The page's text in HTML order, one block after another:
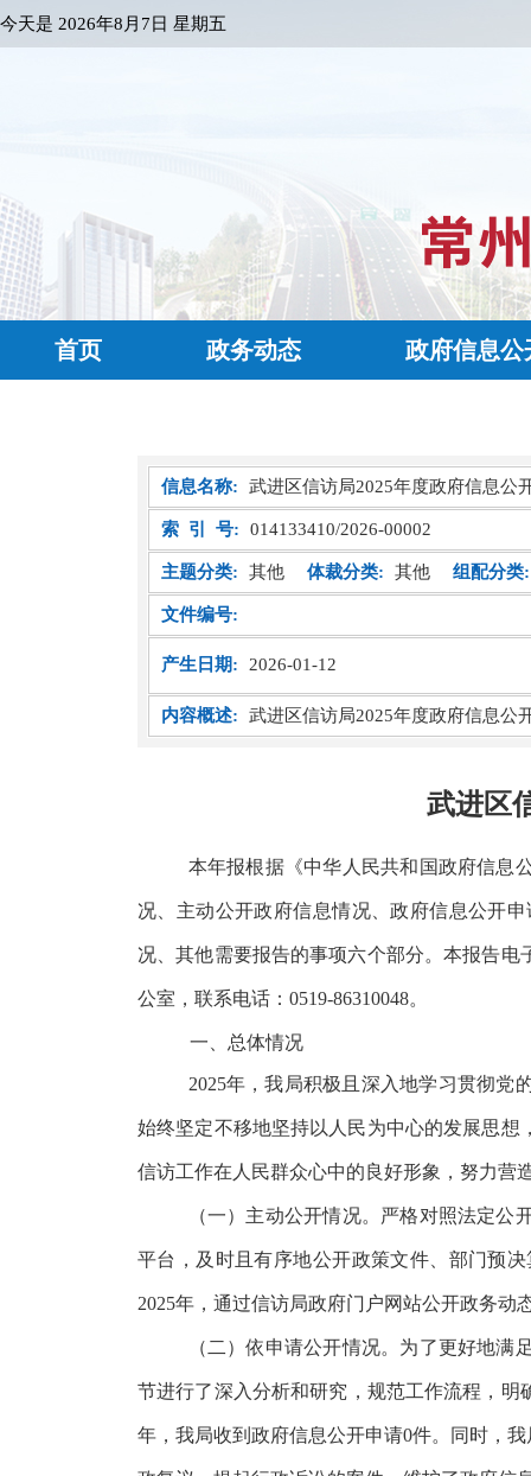
今天是 2026年8月7日 星期五
首页 政务动态 政府信息公
信息名称: 武进区信访局2025年度政府信息公
索 引 号: 014133410/2026-00002
主题分类: 其他 体裁分类: 其他 组配分类:
文件编号:
产生日期: 2026-01-12
内容概述: 武进区信访局2025年度政府信息公
武进区
本年报根据《中华人民共和国政府信息
况、主动公开政府信息情况、政府信息公开
况、其他需要报告的事项六个部分。本报告电
公室，联系电话： 0519-86310048。
一、总体情况
2025年，我局积极且深入地学习贯彻党
始终坚定不移地坚持以人民为中心的发展思
信访工作在人民群众心中的良好形象，努力营
（一）主动公开情况。严格对照法定
平台，及时且有序地公开政策文件、部门预
2025年，通过信访局政府门户网站公开政务动
（二）依申请公开情况。为了更好地
节进行了深入分析和研究，规范工作流程，
年，我局收到政府信息公开申请0件。同时，